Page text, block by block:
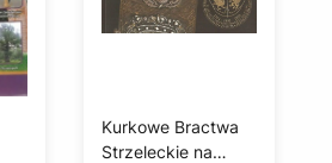
Kurkowe Bractwa
Strzeleckie na